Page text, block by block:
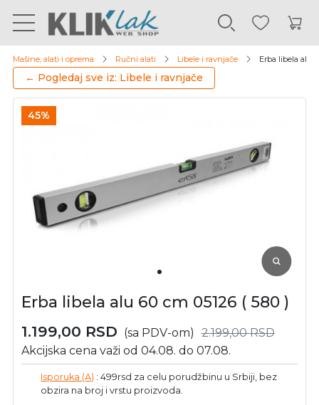
Mašine, alati i oprema Ručni alati Libele i ravnjače Erba libela alu
← Pogledaj sve iz: Libele i ravnjače
45%
Erba libela alu 60 cm 05126 ( 580 )
1.199,00 RSD (sa PDV-om) 2.199,00RSD
Akcijska cena važi od 04.08. do 07.08.
Isporuka (A) : 499rsd za celu porudžbinu u Srbiji, bez
obzira na broj i vrstu proizvoda.